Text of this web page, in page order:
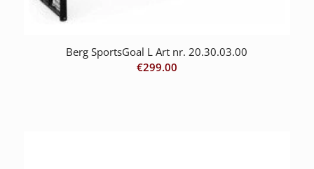
Berg SportsGoal L Art nr. 20.30.03.00
€299.00